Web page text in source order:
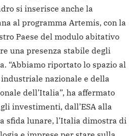
si inserisce anche la
al programma Artemis, con la
Paese del modulo abitativo
una presenza stabile degli
“Abbiamo riportato lo spazio al
nazionale e della
dell’Italia”, ha affermato
investimenti, dall’ESA alla
sfida lunare, l’Italia dimostra di